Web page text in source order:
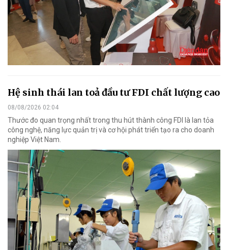
Hệ sinh thái lan toả đầu tư FDI chất lượng cao
08/08/2026 02:04
Thước đo quan trọng nhất trong thu hút thành công FDI là lan tỏa
công nghệ, năng lực quản trị và cơ hội phát triển tạo ra cho doanh
nghiệp Việt Nam.